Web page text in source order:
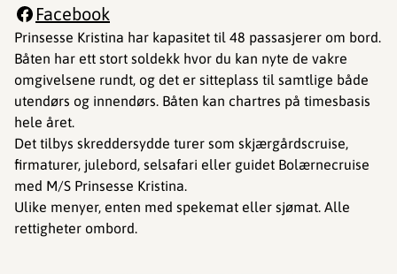
Prinsesse Kristina har kapasitet til 48 passasjerer om bord.
Båten har ett stort soldekk hvor du kan nyte de vakre
omgivelsene rundt, og det er sitteplass til samtlige både
utendørs og innendørs. Båten kan chartres på timesbasis
hele året.
Det tilbys skreddersydde turer som skjærgårdscruise,
firmaturer, julebord, selsafari eller guidet Bolærnecruise
med M/S Prinsesse Kristina.
Ulike menyer, enten med spekemat eller sjømat. Alle
rettigheter ombord.
Facebook